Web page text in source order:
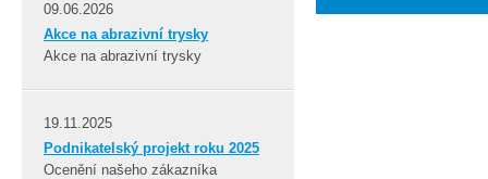
09.06.2026
Akce na abrazivní trysky
Akce na abrazivní trysky
19.11.2025
Podnikatelský projekt roku 2025
Ocenění našeho zákazníka